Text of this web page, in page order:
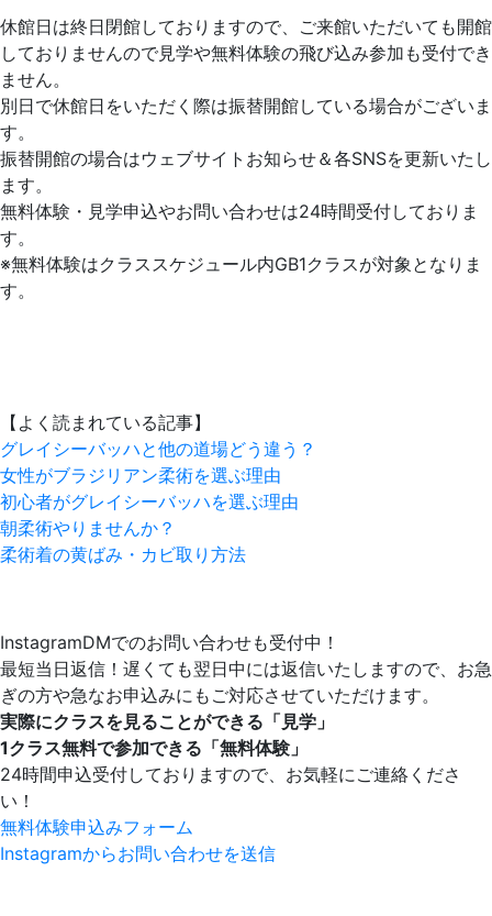
休館日は終日閉館しておりますので、ご来館いただいても開館
しておりませんので見学や無料体験の飛び込み参加も受付でき
ません。
別日で休館日をいただく際は振替開館している場合がございま
す。
振替開館の場合はウェブサイトお知らせ＆各SNSを更新いたし
ます。
無料体験・見学申込やお問い合わせは24時間受付しておりま
す。
※無料体験はクラススケジュール内GB1クラスが対象となりま
す。
【よく読まれている記事】
グレイシーバッハと他の道場どう違う？
女性がブラジリアン柔術を選ぶ理由
初心者がグレイシーバッハを選ぶ理由
朝柔術やりませんか？
柔術着の黄ばみ・カビ取り方法
InstagramDMでのお問い合わせも受付中！
最短当日返信！遅くても翌日中には返信いたしますので、お急
ぎの方や急なお申込みにもご対応させていただけます。
実際にクラスを見ることができる「見学」
1クラス無料で参加できる「無料体験」
24時間申込受付しておりますので、お気軽にご連絡くださ
い！
無料体験申込みフォーム
Instagramからお問い合わせを送信